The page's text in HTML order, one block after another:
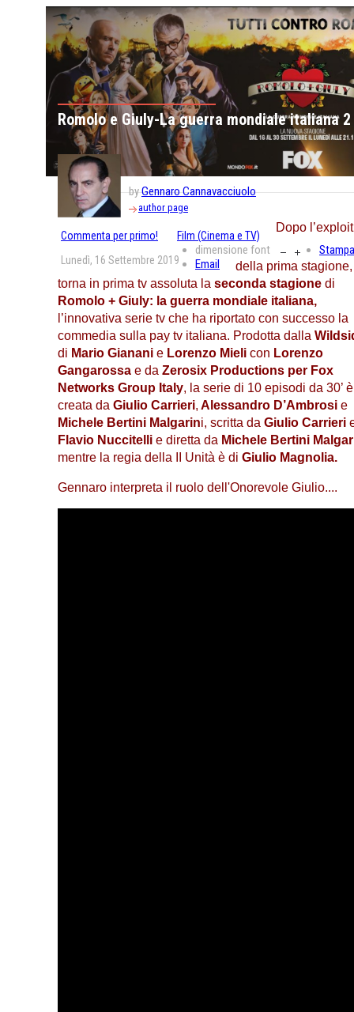
Romolo e Giuly-La guerra mondiale italiana 2
byGennaro Cannavacciuolo
author page
Commenta per primo!
Film (Cinema e TV)
Lunedì, 16 Settembre 2019
dimensione font
Stampa
Email
Dopo l’exploit
della prima stagione,
torna in prima tv assoluta la seconda stagione di
Romolo + Giuly: la guerra mondiale italiana,
l’innovativa serie tv che ha riportato con successo la
commedia sulla pay tv italiana. Prodotta dalla
di Mario Gianani e Lorenzo Mieli con Lorenzo
Gangarossa e da Zerosix Productions per Fox
Networks Group Italy, la serie di 10 episodi da 30’ è
creata da Giulio Carrieri, Alessandro D’Ambrosi e
Michele Bertini Malgarini, scritta da Giulio Carrieri
Flavio Nuccitelli e diretta da Michele Bertini
mentre la regia della II Unità è di Giulio Magnolia.
Gennaro interpreta il ruolo dell'Onorevole Giulio....